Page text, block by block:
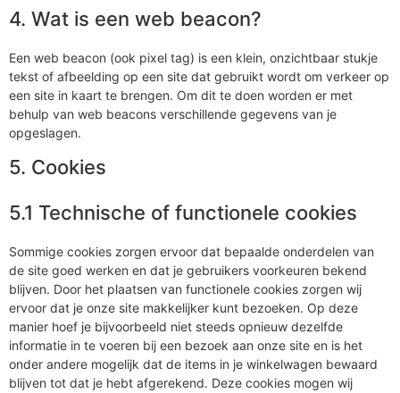
4. Wat is een web beacon?
Een web beacon (ook pixel tag) is een klein, onzichtbaar stukje
tekst of afbeelding op een site dat gebruikt wordt om verkeer op
een site in kaart te brengen. Om dit te doen worden er met
behulp van web beacons verschillende gegevens van je
opgeslagen.
5. Cookies
5.1 Technische of functionele cookies
Sommige cookies zorgen ervoor dat bepaalde onderdelen van
de site goed werken en dat je gebruikers voorkeuren bekend
blijven. Door het plaatsen van functionele cookies zorgen wij
ervoor dat je onze site makkelijker kunt bezoeken. Op deze
manier hoef je bijvoorbeeld niet steeds opnieuw dezelfde
informatie in te voeren bij een bezoek aan onze site en is het
onder andere mogelijk dat de items in je winkelwagen bewaard
blijven tot dat je hebt afgerekend. Deze cookies mogen wij